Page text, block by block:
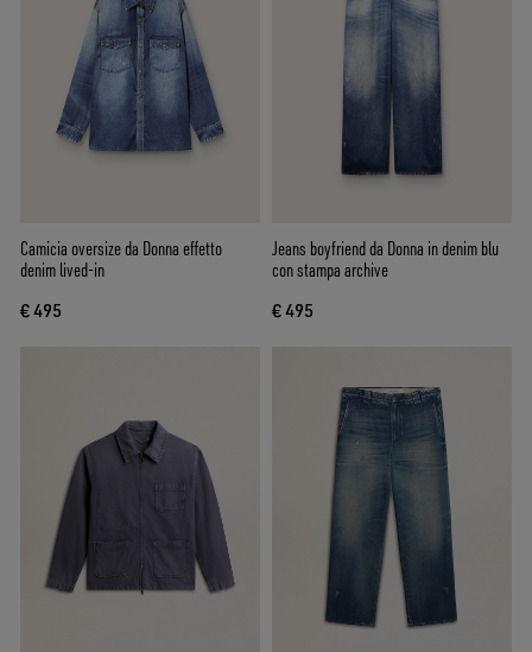
Camicia oversize da Donna effetto
denim lived-in
€ 495
Jeans boyfriend da Donna in denim blu
con stampa archive
€ 495